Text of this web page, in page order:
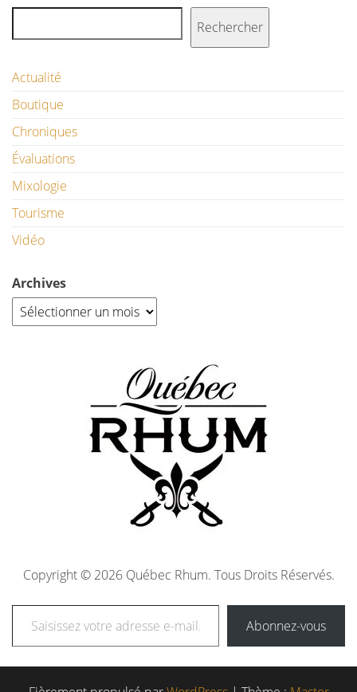
Rechercher
Actualité
Boutique
Chroniques
Évaluations
Mixologie
Tourisme
Vidéo
Archives
Copyright © 2026 Québec Rhum. Tous Droits Réservés.
Abonnez-vous